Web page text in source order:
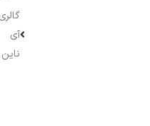
آی
ناین